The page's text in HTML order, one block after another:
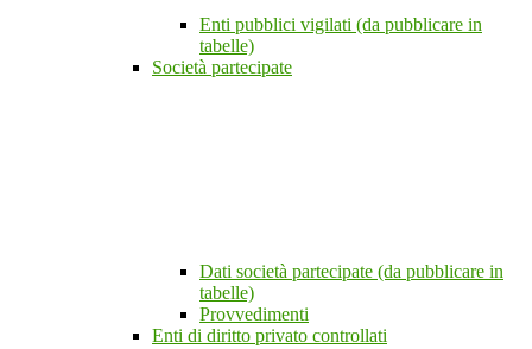
Enti pubblici vigilati (da pubblicare in
tabelle)
Società partecipate
Dati società partecipate (da pubblicare in
tabelle)
Provvedimenti
Enti di diritto privato controllati